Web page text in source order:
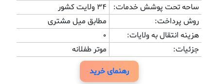
ساحه تحت پوشش خدمات:
34 ولایت کشور
روش پرداخت:
مطابق میل مشتری
هزینه انتقال به ولایات:
0
جزئیات:
موتر طفلانه
رهنمای خرید